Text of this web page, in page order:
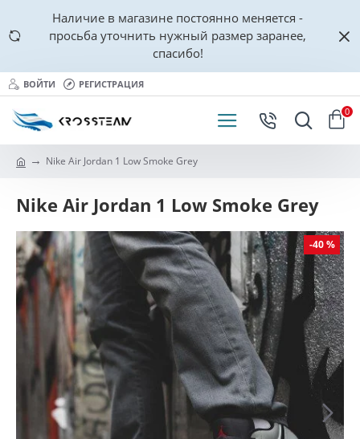
Наличие в магазине постоянно меняется -
просьба уточнить нужный размер заранее,
спасибо!
ВОЙТИ РЕГИСТРАЦИЯ
0
Nike Air Jordan 1 Low Smoke Grey
Nike Air Jordan 1 Low Smoke Grey
-40 %